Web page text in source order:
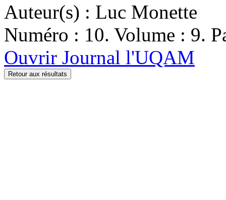
Auteur(s) : Luc Monette
Numéro : 10. Volume : 9.
Ouvrir Journal l'UQAM
Retour aux résultats